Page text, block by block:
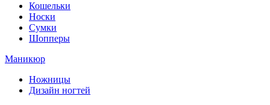
Кошельки
Носки
Сумки
Шопперы
Маникюр
Ножницы
Дизайн ногтей